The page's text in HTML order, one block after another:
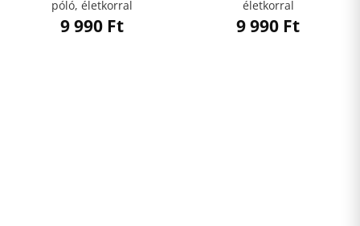
póló, életkorral
9 990 Ft
életkorral
9 990 Ft